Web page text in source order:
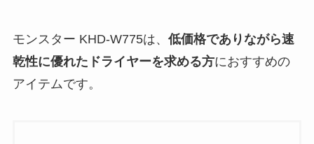
モンスター KHD-W775は、 低価格でありながら速
乾性に優れたドライヤーを求める方におすすめの
アイテムです。